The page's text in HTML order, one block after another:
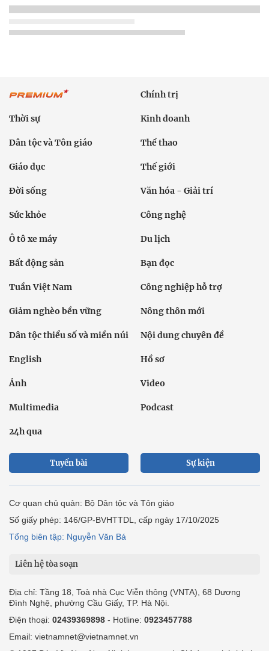
Chính trị
Thời sự Kinh doanh
Dân tộc và Tôn giáo Thể thao
Giáo dục Thế giới
Đời sống Văn hóa - Giải trí
Sức khỏe Công nghệ
Ô tô xe máy Du lịch
Bất động sản Bạn đọc
Tuần Việt Nam Công nghiệp hỗ trợ
Giảm nghèo bền vững Nông thôn mới
Dân tộc thiểu số và miền núi Nội dung chuyên đề
English Hồ sơ
Ảnh Video
Multimedia Podcast
24h qua
Tuyến bài Sự kiện
Cơ quan chủ quản: Bộ Dân tộc và Tôn giáo
Số giấy phép: 146/GP-BVHTTDL, cấp ngày 17/10/2025
Tổng biên tập: Nguyễn Văn Bá
Liên hệ tòa soạn
Địa chỉ: Tầng 18, Toà nhà Cục Viễn thông (VNTA), 68 Dương
Đình Nghệ, phường Cầu Giấy, TP. Hà Nội.
Điện thoại: 02439369898 - Hotline: 0923457788
Email: vietnamnet@vietnamnet.vn